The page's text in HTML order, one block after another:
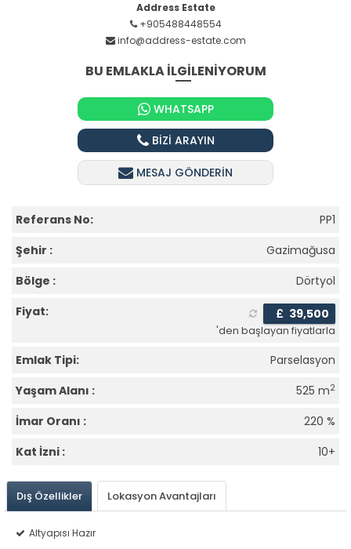
Address Estate
+905488448554
info@address-estate.com
BU EMLAKLA İLGİLENİYORUM
WHATSAPP
BİZİ ARAYIN
MESAJ GÖNDERİN
Referans No:
PP1
Şehir :
Gazimağusa
Bölge :
Dörtyol
Fiyat:
£ 39,500
'den başlayan fiyatlarla
Emlak Tipi:
Parselasyon
Yaşam Alanı :
525 m2
İmar Oranı :
220 %
Kat İzni :
10+
Dış Özellikler Lokasyon Avantajları
Altyapısı Hazır